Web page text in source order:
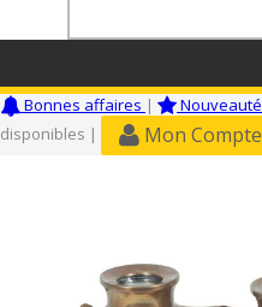
Bonnes affaires |
disponibles |
Mon Compte